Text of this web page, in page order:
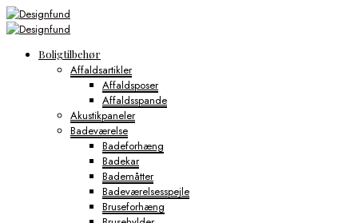
Boligtilbehør
Affaldsartikler
Affaldsposer
Affaldsspande
Akustikpaneler
Badeværelse
Badeforhæng
Badekar
Bademåtter
Badeværelsesspejle
Bruseforhæng